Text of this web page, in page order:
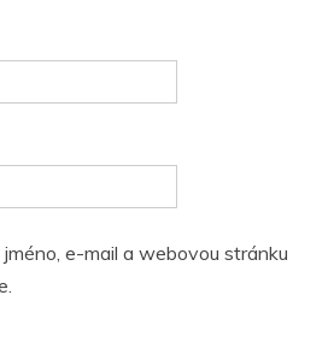
e-mail a webovou stránku